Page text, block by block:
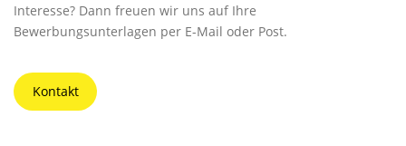
Interesse? Dann freuen wir uns auf Ihre
Bewerbungsunterlagen per E-Mail oder Post.
Kontakt